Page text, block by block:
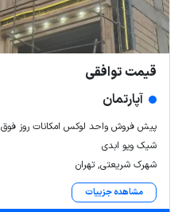
قیمت توافقی
آپارتمان
پیش فروش واحد لوکس امکانات روز فوق
شیک ویو ابدی
شهرک شریعتی, تهران
مشاهده جزییات